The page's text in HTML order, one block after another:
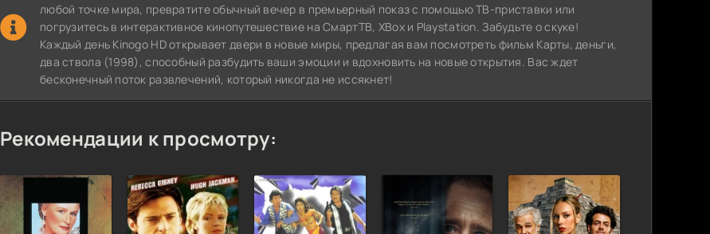
любой точке мира, превратите обычный вечер в премьерный показ с помощью ТВ-приставки или
погрузитесь в интерактивное кинопутешествие на СмартТВ, XBox и Playstation. Забудьте о скуке!
Каждый день Kinogo HD открывает двери в новые миры, предлагая вам посмотреть фильм Карты, деньги,
два ствола (1998), способный разбудить ваши эмоции и вдохновить на новые открытия. Вас ждет
бесконечный поток развлечений, который никогда не иссякнет!
Рекомендации к просмотру: